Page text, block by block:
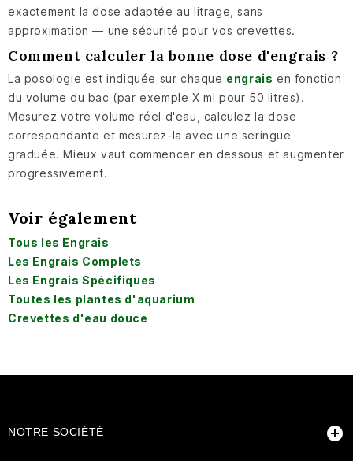
exactement la dose adaptée au litrage, sans
approximation — une sécurité pour vos crevettes.
Comment calculer la bonne dose d'engrais ?
La posologie est indiquée sur chaque engrais en fonction
du volume du bac (par exemple X ml pour 50 litres).
Mesurez votre volume réel d'eau, calculez la dose
correspondante et mesurez-la avec une seringue
graduée. Mieux vaut commencer en dessous et augmenter
progressivement.
Voir également
Tous les Engrais
Les Engrais Complets
Les Engrais Spécifiques
Toutes les plantes d'aquarium
Crevettes d'eau douce
NOTRE SOCIÉTÉ
